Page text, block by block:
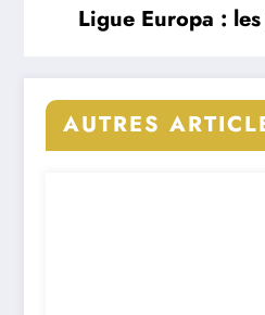
Ligue Europa :
AUTRES